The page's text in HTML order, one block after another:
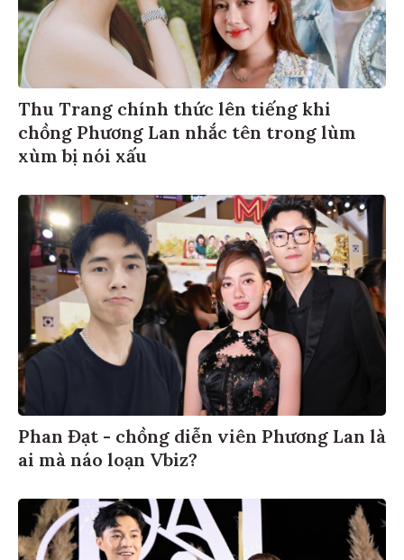
Thu Trang chính thức lên tiếng khi
chồng Phương Lan nhắc tên trong lùm
xùm bị nói xấu
Phan Đạt - chồng diễn viên Phương Lan là
ai mà náo loạn Vbiz?